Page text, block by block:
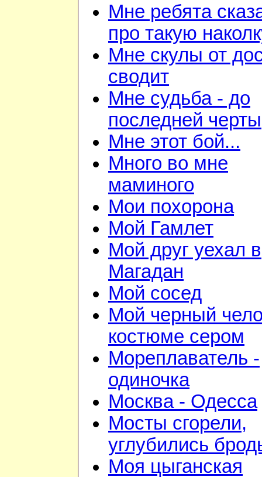
Мне ребята
про такую
Мне скулы от
сводит
Мне судьба - до
последней черты
Мне этот бой...
Много во мне
маминого
Мои похорона
Мой Гамлет
Мой друг уехал в
Магадан
Мой сосед
Мой черный
костюме сером
Мореплаватель -
одиночка
Москва - Одесса
Мосты сгорели,
углубились
Моя цыганская